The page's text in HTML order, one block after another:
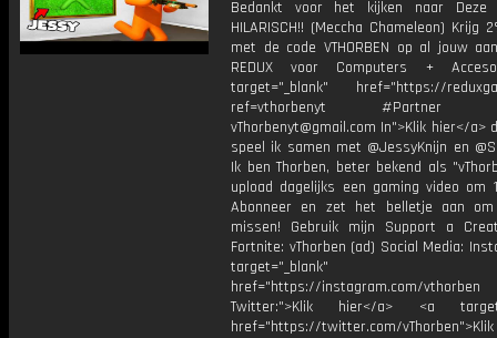
Bedankt voor het kijken naar Deze
HILARISCH!! (Meccha Chameleon) Krijg
met de code VTHORBEN op al jouw
REDUX voor Computers +
target="_blank" href="https://
ref=vthorbenyt #Partner
vThorbenyt@gmail.com In">Klik hier</a>
speel ik samen met @JessyKnijn en
Ik ben Thorben, beter bekend als
upload dagelijks een gaming video om
Abonneer en zet het belletje aan
missen! Gebruik mijn Support a
Fortnite: vThorben (ad) Social Media:
target="_blank"
href="https://instagram.com/vthorben
Twitter:">Klik hier</a> <a
href="https://twitter.com/